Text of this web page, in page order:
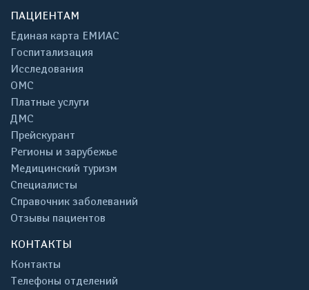
ПАЦИЕНТАМ
Единая карта ЕМИАС
Госпитализация
Исследования
ОМС
Платные услуги
ДМС
Прейскурант
Регионы и зарубежье
Медицинский туризм
Специалисты
Справочник заболеваний
Отзывы пациентов
КОНТАКТЫ
Контакты
Телефоны отделений